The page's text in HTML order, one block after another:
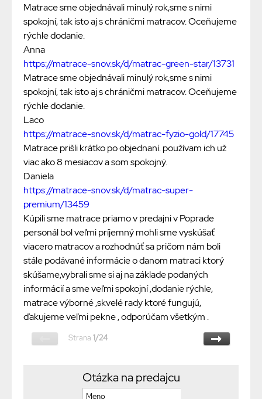
Matrace sme objednávali minulý rok,sme s nimi
spokojní, tak isto aj s chráničmi matracov. Oceňujeme
rýchle dodanie.
Anna
https://matrace-snov.sk/d/matrac-green-star/13731
Matrace sme objednávali minulý rok,sme s nimi
spokojní, tak isto aj s chráničmi matracov. Oceňujeme
rýchle dodanie.
Laco
https://matrace-snov.sk/d/matrac-fyzio-gold/17745
Matrace prišli krátko po objednaní. používam ich už
viac ako 8 mesiacov a som spokojný.
Daniela
https://matrace-snov.sk/d/matrac-super-
premium/13459
Kúpili sme matrace priamo v predajni v Poprade
personál bol veľmi príjemný mohli sme vyskúšať
viacero matracov a rozhodnúť sa pričom nám boli
stále podávané informácie o danom matraci ktorý
skúšame,vybrali sme si aj na základe podaných
informácií a sme veľmi spokojní ,dodanie rýchle,
matrace výborné ,skvelé rady ktoré fungujú,
ďakujeme veľmi pekne , odporúčam všetkým .
Strana 1/24
Otázka na predajcu